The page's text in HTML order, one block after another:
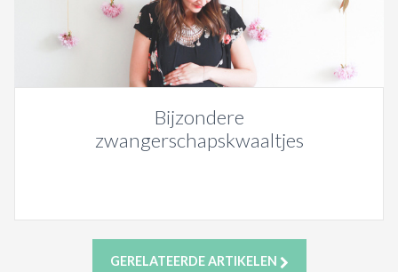
Bijzondere
zwangerschapskwaaltjes
GERELATEERDE ARTIKELEN